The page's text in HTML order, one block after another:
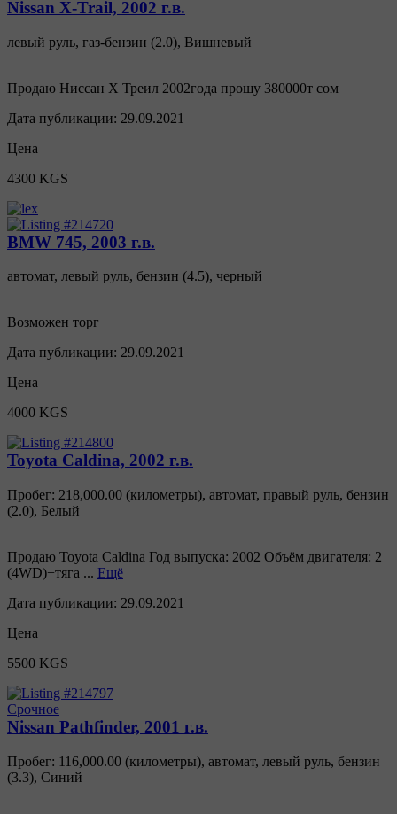
Nissan X-Trail, 2002 г.в.
левый руль, газ-бензин (2.0), Вишневый
Продаю Ниссан Х Треил 2002года прошу 380000т сом
Дата публикации: 29.09.2021
Цена
4300 KGS
BMW 745, 2003 г.в.
автомат, левый руль, бензин (4.5), черный
Возможен торг
Дата публикации: 29.09.2021
Цена
4000 KGS
Toyota Caldina, 2002 г.в.
Пробег: 218,000.00 (километры), автомат, правый руль, бензин
(2.0), Белый
Продаю Toyota Caldina Год выпуска: 2002 Объём двигателя: 2
(4WD)+тяга ... Ещё
Дата публикации: 29.09.2021
Цена
5500 KGS
Срочное
Nissan Pathfinder, 2001 г.в.
Пробег: 116,000.00 (километры), автомат, левый руль, бензин
(3.3), Синий